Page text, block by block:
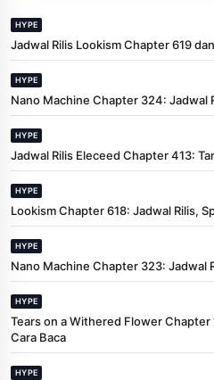
HYPE
Jadwal Rilis Lookism Chapter 619
HYPE
Nano Machine Chapter 324: Jadwal
HYPE
Jadwal Rilis Eleceed Chapter 413:
HYPE
Lookism Chapter 618: Jadwal Rilis,
HYPE
Nano Machine Chapter 323: Jadwal
HYPE
Tears on a Withered Flower Chapter
Cara Baca
HYPE